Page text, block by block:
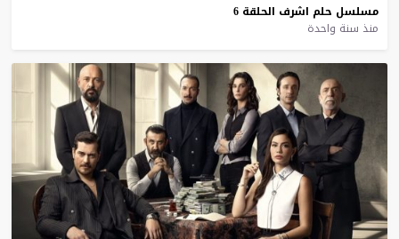
مسلسل حلم اشرف الحلقة 6
منذ سنة واحدة